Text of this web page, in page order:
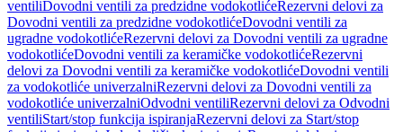
ventiliDovodni ventili za predzidne vodokotlićeRezervni delovi za
Dovodni ventili za predzidne vodokotlićeDovodni ventili za
ugradne vodokotlićeRezervni delovi za Dovodni ventili za ugradne
vodokotlićeDovodni ventili za keramičke vodokotlićeRezervni
delovi za Dovodni ventili za keramičke vodokotlićeDovodni ventili
za vodokotliće univerzalniRezervni delovi za Dovodni ventili za
vodokotliće univerzalniOdvodni ventiliRezervni delovi za Odvodni
ventiliStart/stop funkcija ispiranjaRezervni delovi za Start/stop